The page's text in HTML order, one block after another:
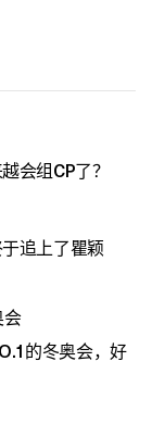
会组CP了？
追上了瞿颖
的冬奥会，好